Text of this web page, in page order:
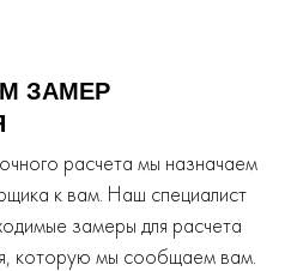
ЗАМЕР
расчета мы назначаем
к вам. Наш специалист
замеры для расчета
которую мы сообщаем вам.